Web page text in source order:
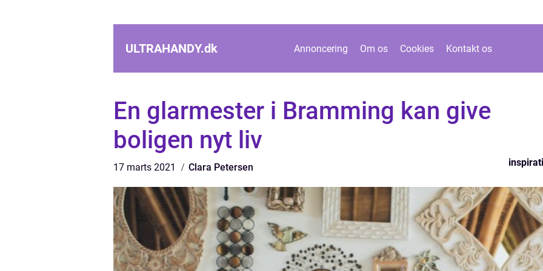
ULTRAHANDY.dk Annoncering Om os Cookies Kontakt os
En glarmester i Bramming kan give
boligen nyt liv
17 marts 2021 Clara Petersen